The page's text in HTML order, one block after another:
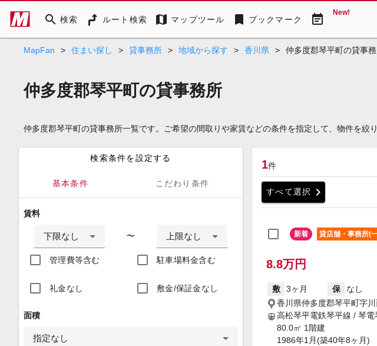
search 検索 ルート検索 map マップツール bookmark ブックマーク event_note New!
MapFan > 住まい探し > 貸事務所 > 地域から探す > 香川県 > 仲多度郡琴平町の貸事
仲多度郡琴平町の貸事務所
仲多度郡琴平町の貸事務所一覧です。ご希望の間取りや家賃などの条件を指定して、物件を絞
検索条件を設定する
基本条件 こだわり条件
賃料
下限なし 〜 上限なし
管理費等含む 駐車場料金含む
礼金なし 敷金/保証金なし
面積
指定なし
1件
すべて選択 chevron_right
新着 貸店舗・事務所(
8.8万円
敷 3ヶ月 保 なし
香川県仲多度郡琴平町字
高松琴平電鉄琴平線 / 琴電
80.0㎡ 1階建
1986年1月(築40年8ヶ月)